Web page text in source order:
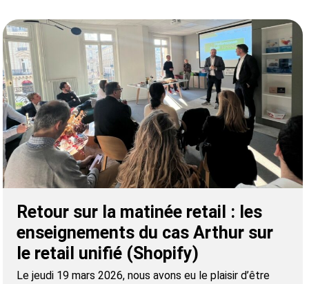
Retour sur la matinée retail : les
enseignements du cas Arthur sur
le retail unifié (Shopify)
Le jeudi 19 mars 2026, nous avons eu le plaisir d’être